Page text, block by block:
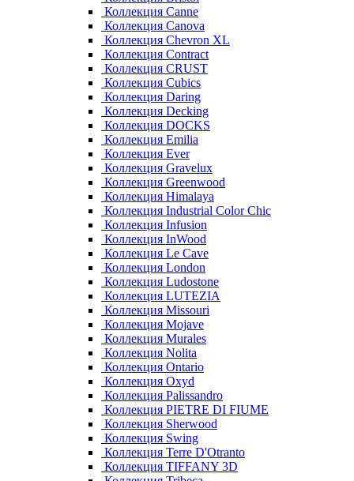
Коллекция Canne
Коллекция Canova
Коллекция Chevron XL
Коллекция Contract
Коллекция CRUST
Коллекция Cubics
Коллекция Daring
Коллекция Decking
Коллекция DOCKS
Коллекция Emilia
Коллекция Ever
Коллекция Gravelux
Коллекция Greenwood
Коллекция Himalaya
Коллекция Industrial Color Chic
Коллекция Infusion
Коллекция InWood
Коллекция Le Cave
Коллекция London
Коллекция Ludostone
Коллекция LUTEZIA
Коллекция Missouri
Коллекция Mojave
Коллекция Murales
Коллекция Nolita
Коллекция Ontario
Коллекция Oxyd
Коллекция Palissandro
Коллекция PIETRE DI FIUME
Коллекция Sherwood
Коллекция Swing
Коллекция Terre D'Otranto
Коллекция TIFFANY 3D